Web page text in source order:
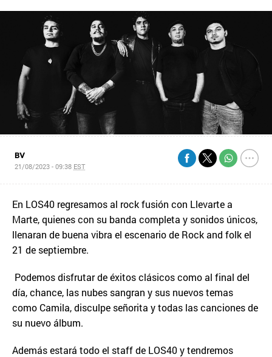
BV
21/08/2023 - 09:38 EST
En LOS40 regresamos al rock fusión con Llevarte a
Marte, quienes con su banda completa y sonidos únicos,
llenaran de buena vibra el escenario de Rock and folk el
21 de septiembre.
Podemos disfrutar de éxitos clásicos como al final del
día, chance, las nubes sangran y sus nuevos temas
como Camila, disculpe señorita y todas las canciones de
su nuevo álbum.
Además estará todo el staff de LOS40 y tendremos